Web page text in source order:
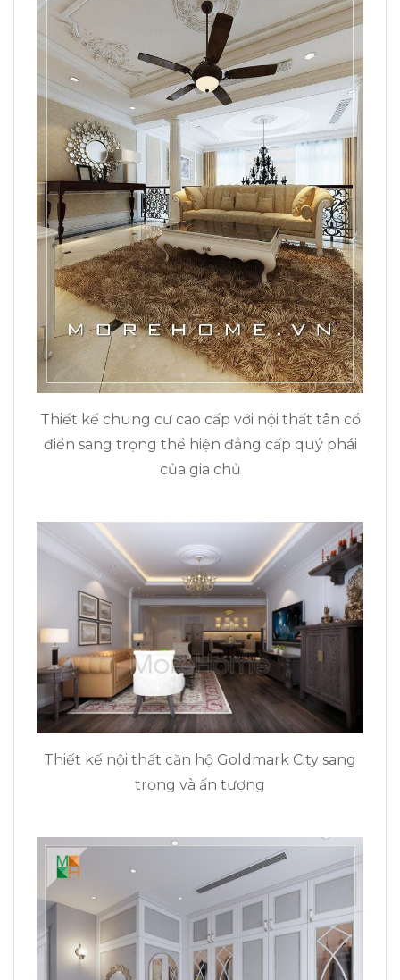
Thiết kế chung cư cao cấp với nội thất tân cổ
điển sang trọng thể hiện đẳng cấp quý phái
của gia chủ
Thiết kế nội thất căn hộ Goldmark City sang
trọng và ấn tượng